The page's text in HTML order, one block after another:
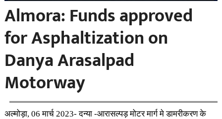
Almora: Funds approved
for Asphaltization on
Danya Arasalpad
Motorway
अल्मोड़ा, 06 मार्च 2023- दन्या -आरासल्पड़ मोटर मार्ग मे डामरीकरण के